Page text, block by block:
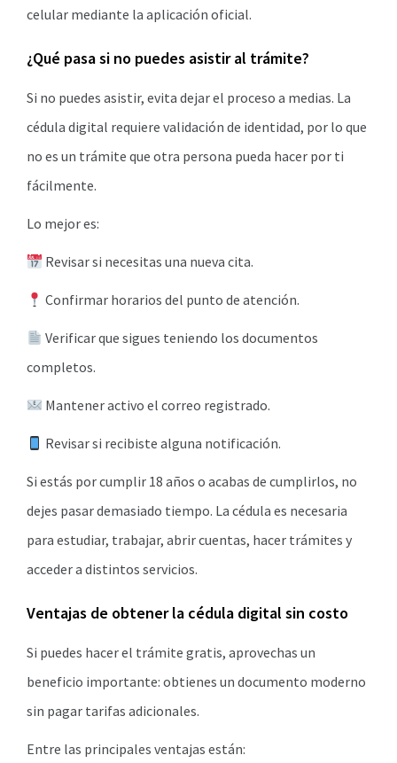
celular mediante la aplicación oficial.
¿Qué pasa si no puedes asistir al trámite?
Si no puedes asistir, evita dejar el proceso a medias. La
cédula digital requiere validación de identidad, por lo que
no es un trámite que otra persona pueda hacer por ti
fácilmente.
Lo mejor es:
Revisar si necesitas una nueva cita.
Confirmar horarios del punto de atención.
Verificar que sigues teniendo los documentos
completos.
Mantener activo el correo registrado.
Revisar si recibiste alguna notificación.
Si estás por cumplir 18 años o acabas de cumplirlos, no
dejes pasar demasiado tiempo. La cédula es necesaria
para estudiar, trabajar, abrir cuentas, hacer trámites y
acceder a distintos servicios.
Ventajas de obtener la cédula digital sin costo
Si puedes hacer el trámite gratis, aprovechas un
beneficio importante: obtienes un documento moderno
sin pagar tarifas adicionales.
Entre las principales ventajas están: